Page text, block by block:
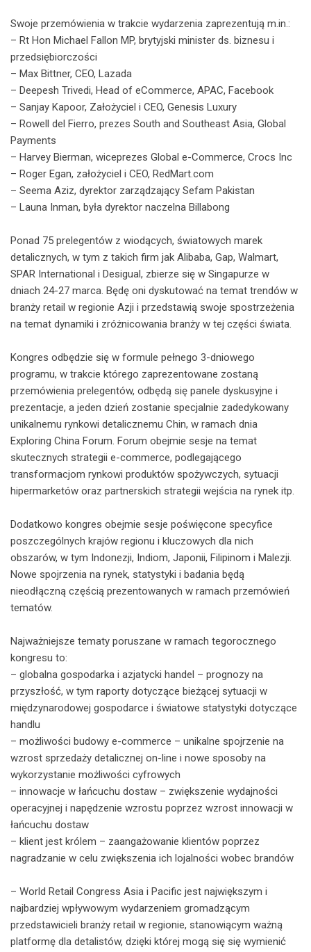
Swoje przemówienia w trakcie wydarzenia zaprezentują m.in.:
– Rt Hon Michael Fallon MP, brytyjski minister ds. biznesu i
przedsiębiorczości
– Max Bittner, CEO, Lazada
– Deepesh Trivedi, Head of eCommerce, APAC, Facebook
– Sanjay Kapoor, Założyciel i CEO, Genesis Luxury
– Rowell del Fierro, prezes South and Southeast Asia, Global
Payments
– Harvey Bierman, wiceprezes Global e-Commerce, Crocs Inc
– Roger Egan, założyciel i CEO, RedMart.com
– Seema Aziz, dyrektor zarządzający Sefam Pakistan
– Launa Inman, była dyrektor naczelna Billabong
Ponad 75 prelegentów z wiodących, światowych marek
detalicznych, w tym z takich firm jak Alibaba, Gap, Walmart,
SPAR International i Desigual, zbierze się w Singapurze w
dniach 24-27 marca. Będę oni dyskutować na temat trendów w
branży retail w regionie Azji i przedstawią swoje spostrzeżenia
na temat dynamiki i zróżnicowania branży w tej części świata.
Kongres odbędzie się w formule pełnego 3-dniowego
programu, w trakcie którego zaprezentowane zostaną
przemówienia prelegentów, odbędą się panele dyskusyjne i
prezentacje, a jeden dzień zostanie specjalnie zadedykowany
unikalnemu rynkowi detalicznemu Chin, w ramach dnia
Exploring China Forum. Forum obejmie sesje na temat
skutecznych strategii e-commerce, podlegającego
transformacjom rynkowi produktów spożywczych, sytuacji
hipermarketów oraz partnerskich strategii wejścia na rynek itp.
Dodatkowo kongres obejmie sesje poświęcone specyfice
poszczególnych krajów regionu i kluczowych dla nich
obszarów, w tym Indonezji, Indiom, Japonii, Filipinom i Malezji.
Nowe spojrzenia na rynek, statystyki i badania będą
nieodłączną częścią prezentowanych w ramach przemówień
tematów.
Najważniejsze tematy poruszane w ramach tegorocznego
kongresu to:
– globalna gospodarka i azjatycki handel – prognozy na
przyszłość, w tym raporty dotyczące bieżącej sytuacji w
międzynarodowej gospodarce i światowe statystyki dotyczące
handlu
– możliwości budowy e-commerce – unikalne spojrzenie na
wzrost sprzedaży detalicznej on-line i nowe sposoby na
wykorzystanie możliwości cyfrowych
– innowacje w łańcuchu dostaw – zwiększenie wydajności
operacyjnej i napędzenie wzrostu poprzez wzrost innowacji w
łańcuchu dostaw
– klient jest królem – zaangażowanie klientów poprzez
nagradzanie w celu zwiększenia ich lojalności wobec brandów
– World Retail Congress Asia i Pacific jest największym i
najbardziej wpływowym wydarzeniem gromadzącym
przedstawicieli branży retail w regionie, stanowiącym ważną
platformę dla detalistów, dzięki której mogą się się wymienić